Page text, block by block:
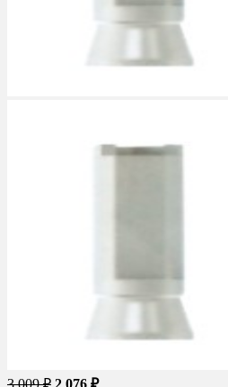
3 009 ₽ 2 076 ₽